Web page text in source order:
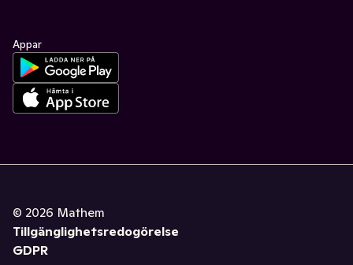
Appar
© 2026 Mathem
Tillgänglighetsredogörelse
GDPR